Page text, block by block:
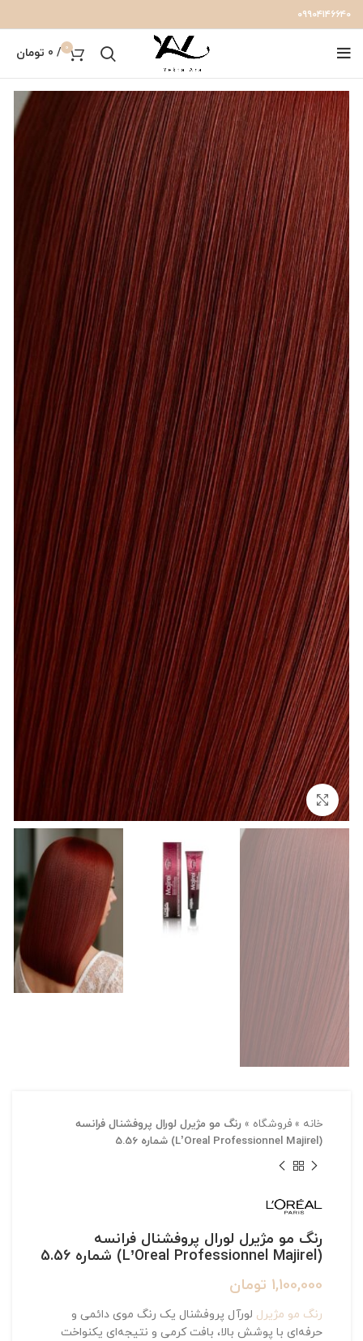
۰۹۹۰۴۱۴۶۶۴۰
0
/
0 تومان
بزرگنمایی تصویر
خانه » فروشگاه » رنگ مو مژیرل لورال پروفشنال فرانسه
(L’Oreal Professionnel Majirel) شماره 5.56
رنگ مو مژیرل لورال پروفشنال فرانسه
(L’Oreal Professionnel Majirel) شماره 5.56
1,100,000 تومان
رنگ مو مژیرل لورآل پروفشنال یک رنگ موی دائمی و
حرفه‌ای با پوشش بالا، بافت کرمی و نتیجه‌ای یکنواخت